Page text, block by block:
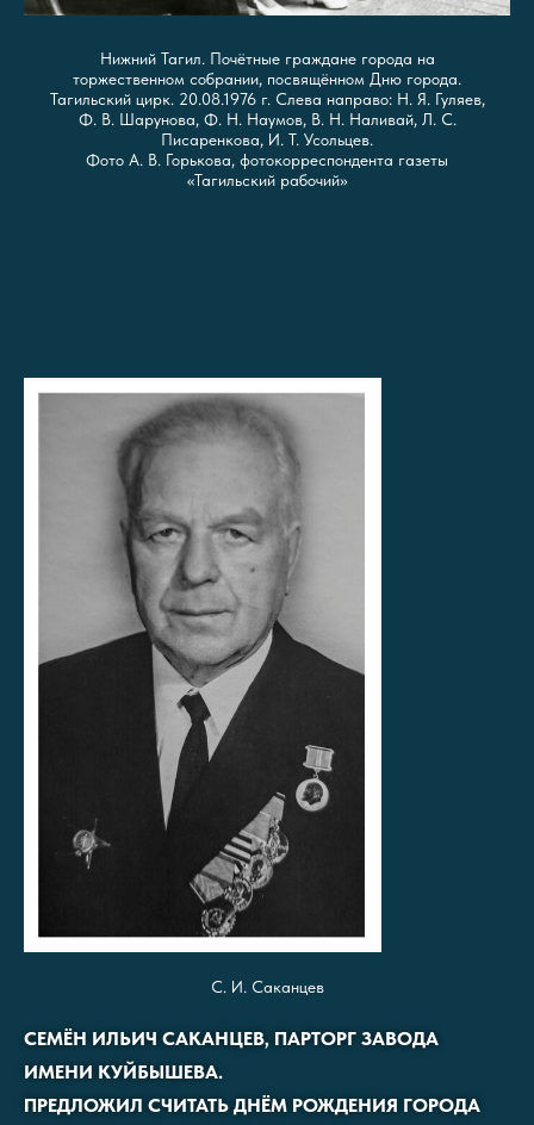
Нижний Тагил. Почётные граждане города на
торжественном собрании, посвящённом Дню города.
Тагильский цирк. 20.08.1976 г. Слева направо: Н. Я. Гуляев,
Ф. В. Шарунова, Ф. Н. Наумов, В. Н. Наливай, Л. С.
Писаренкова, И. Т. Усольцев.
Фото А. В. Горькова, фотокорреспондента газеты
«Тагильский рабочий»
С. И. Саканцев
СЕМЁН ИЛЬИЧ САКАНЦЕВ, ПАРТОРГ ЗАВОДА
ИМЕНИ КУЙБЫШЕВА.
ПРЕДЛОЖИЛ СЧИТАТЬ ДНЁМ РОЖДЕНИЯ ГОРОДА